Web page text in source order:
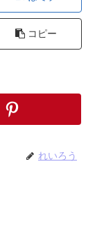
コピー
れいろう